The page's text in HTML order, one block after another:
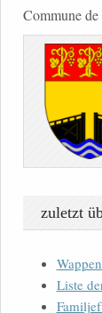
Commune
zuletzt
Liste